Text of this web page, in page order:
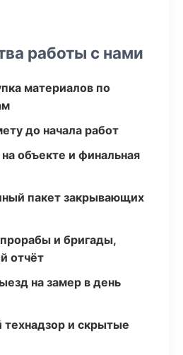
работы с нами
материалов по
до начала работ
объекте и финальная
пакет закрывающих
и бригады,
отчёт
на замер в день
технадзор и скрытые